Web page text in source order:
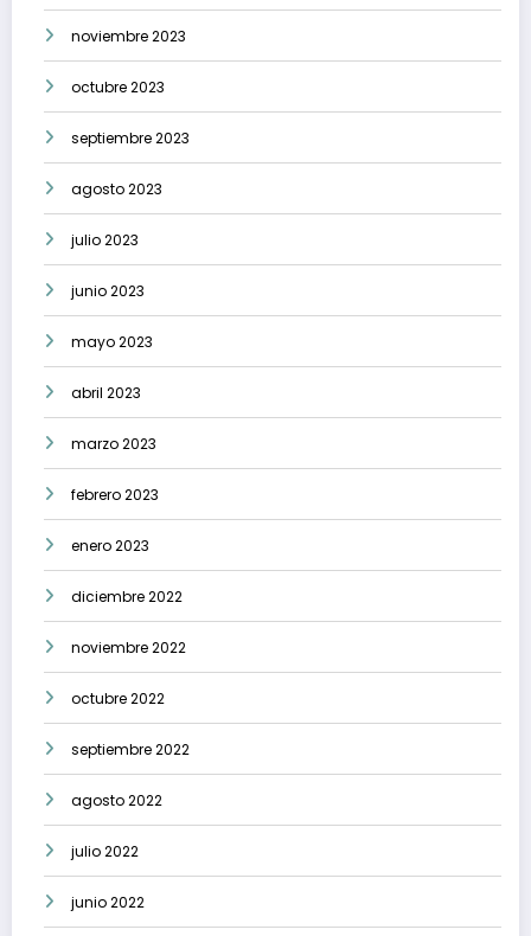
noviembre 2023
octubre 2023
septiembre 2023
agosto 2023
julio 2023
junio 2023
mayo 2023
abril 2023
marzo 2023
febrero 2023
enero 2023
diciembre 2022
noviembre 2022
octubre 2022
septiembre 2022
agosto 2022
julio 2022
junio 2022